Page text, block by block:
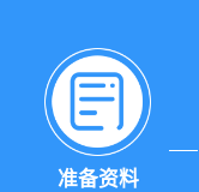
准备资料